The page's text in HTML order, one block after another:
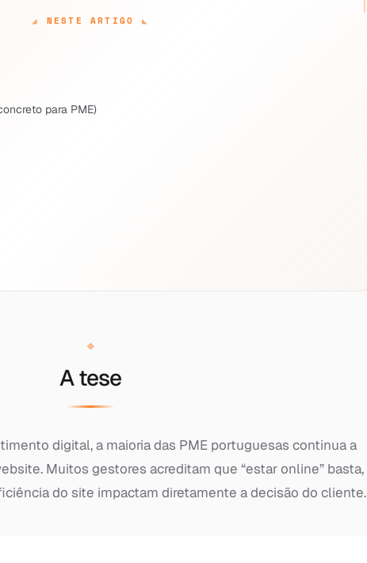
NESTE ARTIGO
para PME)
A tese
digital, a maioria das PME portuguesas continua a
Muitos gestores acreditam que “estar online” basta,
do site impactam diretamente a decisão do cliente.